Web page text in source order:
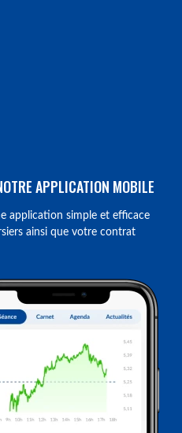
APPLICATION MOBILE
application simple et efficace
ainsi que votre contrat
contrôler la manière dont